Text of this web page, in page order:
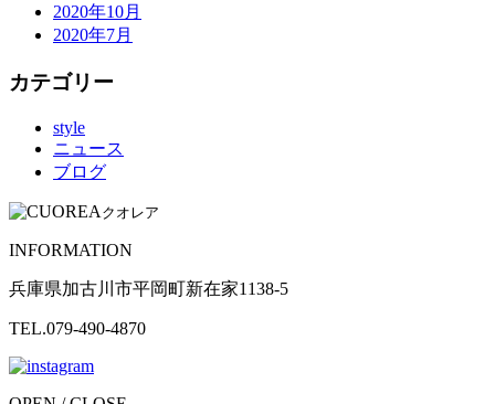
2020年10月
2020年7月
カテゴリー
style
ニュース
ブログ
クオレア
INFORMATION
兵庫県加古川市平岡町新在家1138-5
TEL.079-490-4870